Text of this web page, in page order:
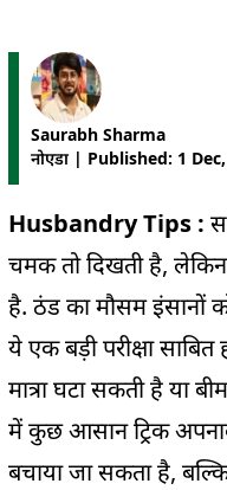
Saurabh Sharma
नोएडा | Published: 1
Husbandry Tips :
चमक तो दिखती है,
है. ठंड का मौसम इंसानों
ये एक बड़ी परीक्षा साबित
मात्रा घटा सकती है या
में कुछ आसान ट्रिक
बचाया जा सकता है,